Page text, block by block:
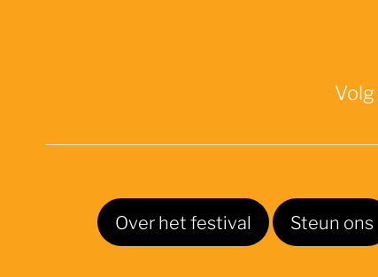
Volg
Over het festival Steun ons